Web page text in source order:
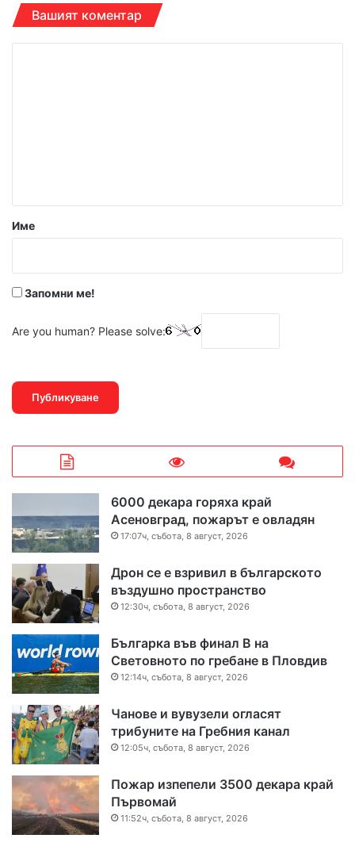
Вашият коментар
р
Име
Запомни ме!
Are you human? Please solve:
6000 декара горяха край
Асеновград, пожарът е овладян
17:07ч, събота, 8 август, 2026
Дрон се е взривил в българското
въздушно пространство
12:30ч, събота, 8 август, 2026
Българка във финал B на
Световното по гребане в Пловдив
12:14ч, събота, 8 август, 2026
Чанове и вувузели огласят
трибуните на Гребния канал
12:05ч, събота, 8 август, 2026
Пожар изпепели 3500 декара край
Първомай
11:52ч, събота, 8 август, 2026